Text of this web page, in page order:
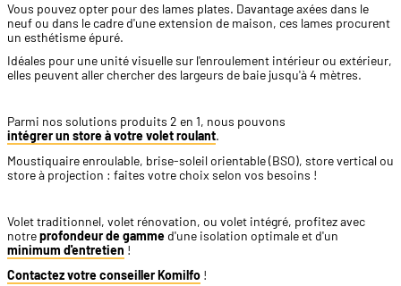
Vous pouvez opter pour des lames plates. Davantage axées dans le
neuf ou dans le cadre d'une extension de maison, ces lames procurent
un esthétisme épuré.
Idéales pour une unité visuelle sur l'enroulement intérieur ou extérieur,
elles peuvent aller chercher des largeurs de baie jusqu'à 4 mètres.
Parmi nos solutions produits 2 en 1, nous pouvons
intégrer un store à votre volet roulant.
Moustiquaire enroulable, brise-soleil orientable (BSO), store vertical ou
store à projection : faites votre choix selon vos besoins !
Volet traditionnel, volet rénovation, ou volet intégré, profitez avec
notreprofondeur de gammed'une isolation optimale et d'un
minimum d'entretien !
Contactez votre conseiller Komilfo!